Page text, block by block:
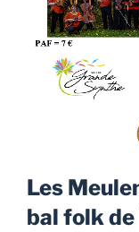
Les
bal folk de